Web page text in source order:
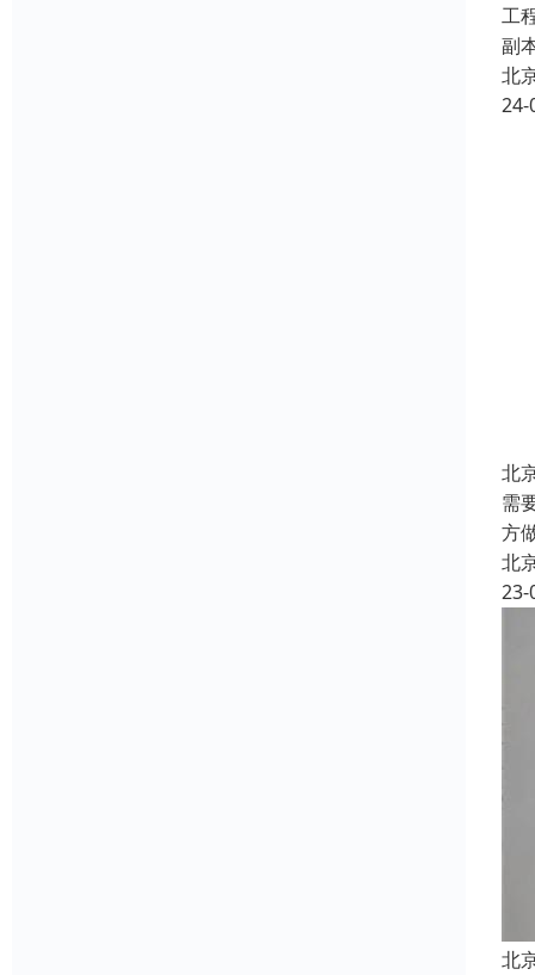
工
副
北
24-
北
需
方
北
23-
北